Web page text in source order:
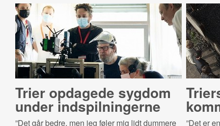
Trier opdagede sygdom
under ind­spil­nin­ger­ne
”Det går bedre, men jeg føler mig lidt dummere
”Det er